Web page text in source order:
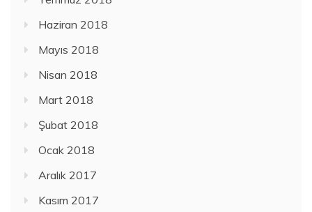
Haziran 2018
Mayıs 2018
Nisan 2018
Mart 2018
Şubat 2018
Ocak 2018
Aralık 2017
Kasım 2017